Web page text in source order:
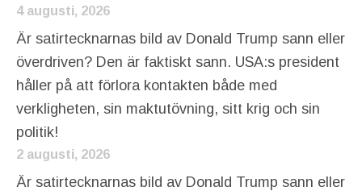
4 augusti, 2026
Är satirtecknarnas bild av Donald Trump sann eller
överdriven? Den är faktiskt sann. USA:s president
håller på att förlora kontakten både med
verkligheten, sin maktutövning, sitt krig och sin
politik!
2 augusti, 2026
Är satirtecknarnas bild av Donald Trump sann eller